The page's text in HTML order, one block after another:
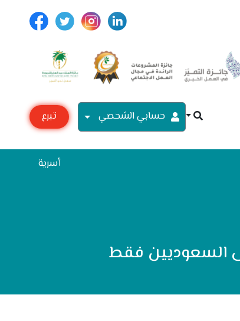
حسابي الشحصي
تبرع
أسرية
السعوديين فقط